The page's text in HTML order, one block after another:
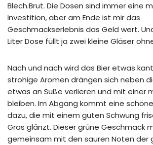
Blech.Brut. Die Dosen sind immer eine
Investition, aber am Ende ist mir das
Geschmackserlebnis das Geld wert.
Liter Dose füllt ja zwei kleine Gläser
Nach und nach wird das Bier etwas
strohige Aromen drängen sich neben
etwas an Süße verlieren und mit einer
bleiben. Im Abgang kommt eine
dazu, die mit einem guten Schwung
Gras glänzt. Dieser grüne Geschmack
gemeinsam mit den sauren Noten der